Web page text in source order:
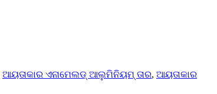
ଆୟତାକାର ଏନାମେଲଡ୍ ଆଲୁମିନିୟମ୍ ତାର, ଆୟତାକାର